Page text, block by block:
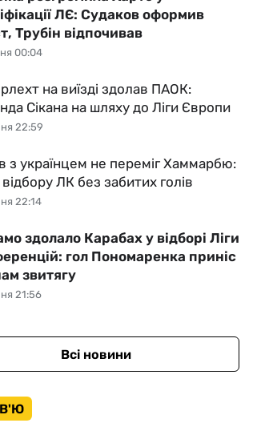
00:04
ЛЄ: Судаков оформив
Трубін відпочивав
22:59
на виїзді здолав ПАОК:
Сікана на шляху до Ліги Європи
22:14
з українцем не переміг Хаммарбю:
ЛК без забитих голів
21:56
здолало Карабах у відборі Ліги
гол Пономаренка приніс
звитягу
Всі новини